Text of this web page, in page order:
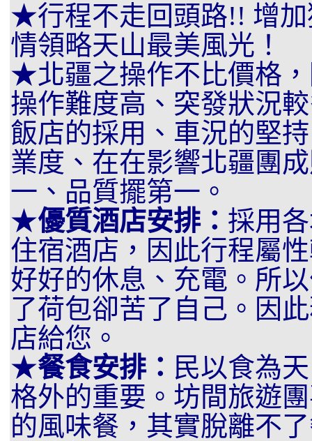
★行程不走回頭路!! 增加
情領略天山最美風光！
★北疆之操作不比價格
操作難度高、突發狀況
飯店的採用、車況的堅
業度、在在影響北疆團
一、品質擺第一。
★優質酒店安排： 採用
住宿酒店，因此行程屬
好好的休息、充電。所
了荷包卻苦了自己。因
店給您。
★餐食安排： 民以食為
格外的重要。坊間旅遊
的風味餐，其實脫離不